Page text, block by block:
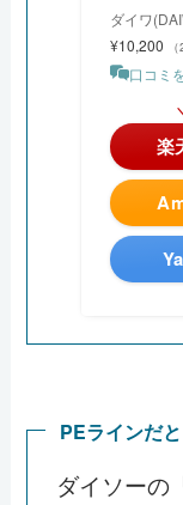
ダイワ
¥10,200
口コミ
＼
楽
PEラインだ
ダイソーの